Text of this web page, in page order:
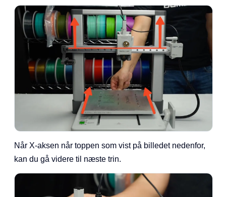
Når X-aksen når toppen som vist på billedet nedenfor,
kan du gå videre til næste trin.